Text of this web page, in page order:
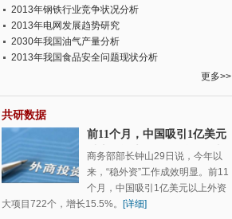
2013年钢铁行业竞争状况分析
2013年电网发展趋势研究
2030年我国油气产量分析
2013年我国食品安全问题现状分析
更多>>
共研数据
前11个月，中国吸引1亿美元
以上外资大项目722个，增长
15.5%
商务部部长钟山29日说，今年以
来，“稳外资”工作成效明显。前11
个月，中国吸引1亿美元以上外资
大项目722个，增长15.5%。 [详细]